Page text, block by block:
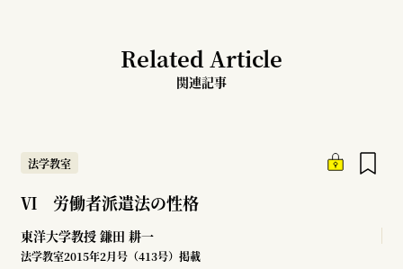
Related Article
関連記事
法学教室
Ⅵ 労働者派遣法の性格
東洋大学教授 鎌田 耕一
法学教室2015年2月号（413号）掲載